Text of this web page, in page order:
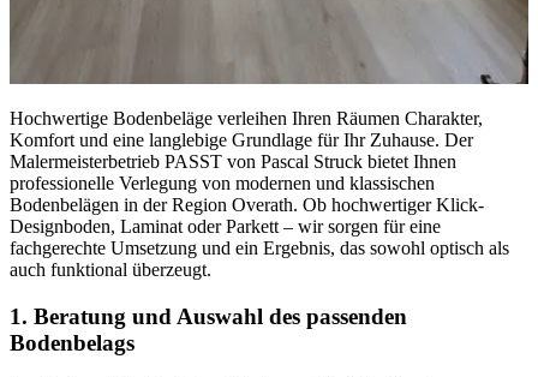
Hochwertige Bodenbeläge verleihen Ihren Räumen Charakter,
Komfort und eine langlebige Grundlage für Ihr Zuhause. Der
Malermeisterbetrieb PASST von Pascal Struck bietet Ihnen
professionelle Verlegung von modernen und klassischen
Bodenbelägen in der Region Overath. Ob hochwertiger Klick-
Designboden, Laminat oder Parkett – wir sorgen für eine
fachgerechte Umsetzung und ein Ergebnis, das sowohl optisch als
auch funktional überzeugt.
1. Beratung und Auswahl des passenden
Bodenbelags